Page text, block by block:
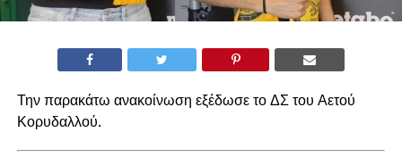
Την παρακάτω ανακοίνωση εξέδωσε το ΔΣ του Αετού
Κορυδαλλού.